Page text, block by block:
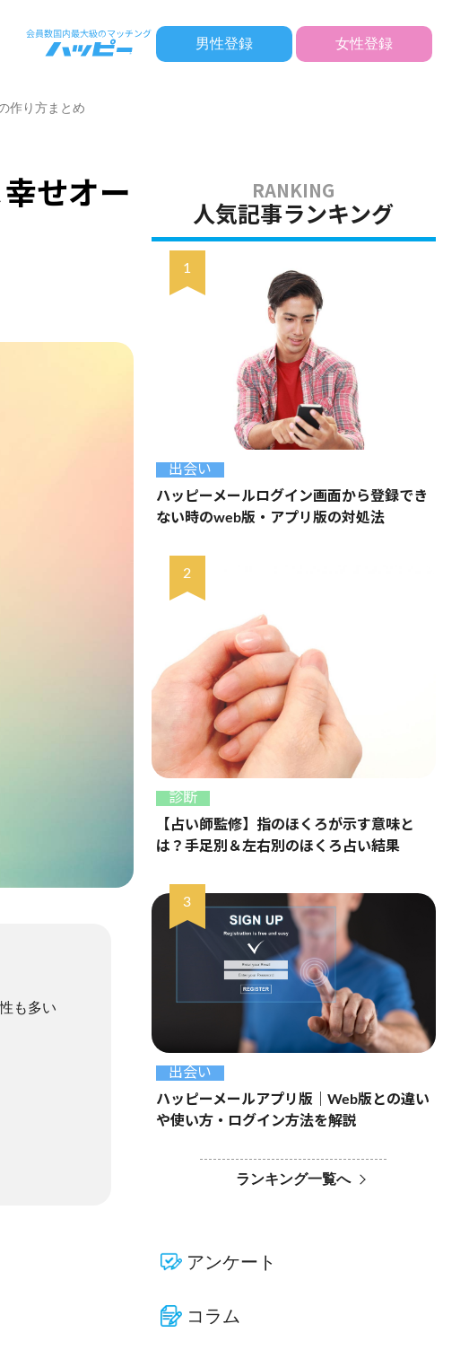
男性登録 女性登録
作り方まとめ
せオー
も多い
人気記事ランキング
出会い
ハッピーメールログイン画面から登録でき
ない時のweb版・アプリ版の対処法
診断
【占い師監修】指のほくろが示す意味と
は？手足別＆左右別のほくろ占い結果
出会い
ハッピーメールアプリ版｜Web版との違い
や使い方・ログイン方法を解説
ランキング一覧へ
アンケート
コラム